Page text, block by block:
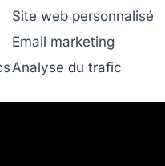
Site web personnalisé
Email marketing
Analyse du trafic